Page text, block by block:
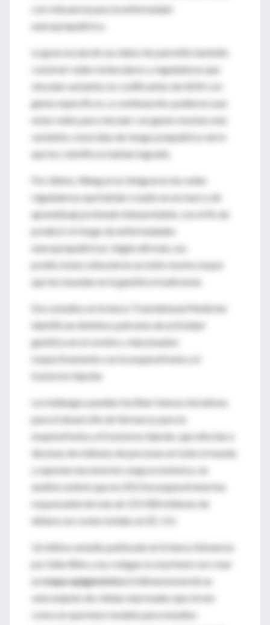
con relevancia para la enfermedad
neuropsiquiátrica.
La gran escala de sus datos les permitió también
construir redes moleculares y reguladoras que
vinculan variantes no codificantes de ADN con
genes específicos; a continuación, pudieron usar
estas redes para vincular con genes muchas más
variantes conocidas de riesgo psiquiátrico de lo
que los científicos habían logrado.
Por último, Wang et al. integraron las redes
reguladoras que habían creado en un marco de
aprendizaje profundo interpretable, con el fin de
predecir el riesgo de enfermedades
neuropsiquiátricas. Según afirman, sus
predicciones obtuvieron un éxito mucho mayor
que las basadas en la genética tradicional.
Dos estudios en Science Translational Medicine
identifican distintos patrones de actividad
genética en el cerebro, relacionados
respectivamente con la esquizofrenia y el
trastorno bipolar.
Los hallazgos pueden facilitar futuras iniciativas
para el desarrollo de fármacos para la
esquizofrenia y el trastorno bipolar, que afectan a
decenas de millones de personas en todo el mundo
y suponen una enorme carga económica: un
análisis estimó que en 2013 la esquizofrenia fue
responsable de más de 155 000 millones de
dólares en costes totales en EE. UU.
Un último estudio publicado en Science Advances
por Suhn Rhie y sus colegas es el primero en crear
unmapa epigenómicotridimensional de un
subconjunto de células neuronales que sirven
como un oportuno modelo para estudios